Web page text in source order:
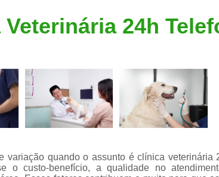
tártaro24h
variação quando o assunto é clínica veterinária
o custo-benefício, a qualidade no